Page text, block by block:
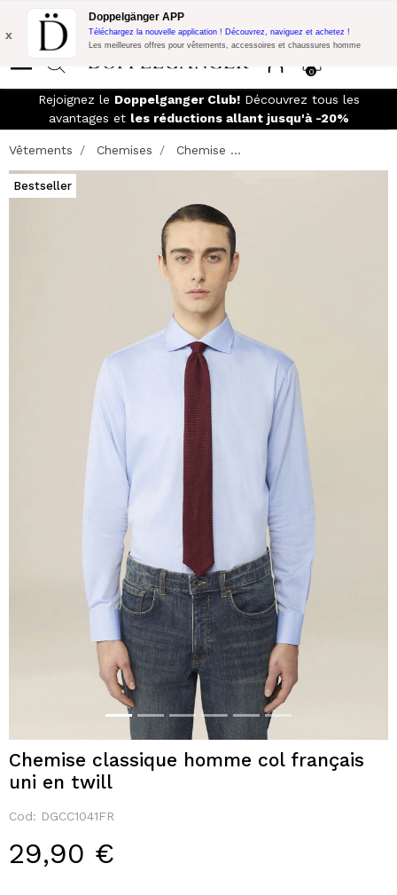
Promo Flash: 10% de réduction supplémentaire sur 300€ d'achat
avec le code:
0
x
Doppelgänger APP
Téléchargez la nouvelle application ! Découvrez, naviguez et achetez !
Les meilleures offres pour vêtements, accessoires et chaussures homme
Rejoignez le Doppelganger Club!Découvrez tous les
avantages et les réductions allant jusqu'à -20%
Vêtements Chemises Chemise ...
Bestseller
Chemise classique homme col français
uni en twill
Cod: DGCC1041FR
29,90 €